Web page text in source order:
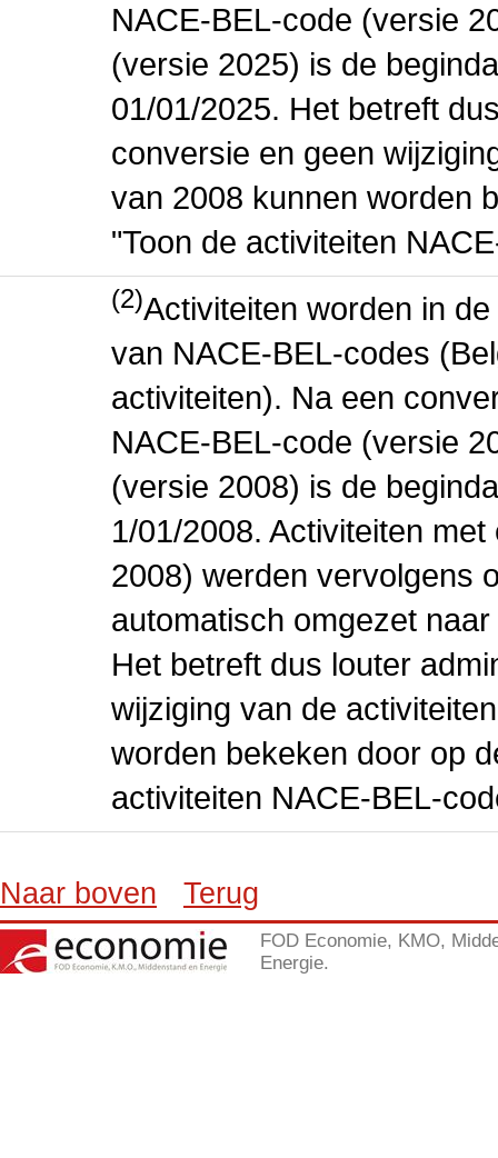
NACE-BEL-code (versie
(versie 2025) is de
01/01/2025. Het betreft
conversie en geen
van 2008 kunnen worden
"Toon de activiteiten
(2)Activiteiten worden in
van NACE-BEL-codes
activiteiten). Na een
NACE-BEL-code (versie
(versie 2008) is de
1/01/2008. Activiteiten
2008) werden vervolgens
automatisch omgezet
Het betreft dus louter
wijziging van de
worden bekeken door op
activiteiten NACE-BEL-
Naar boven Terug
FOD Economie, KMO,
Energie.